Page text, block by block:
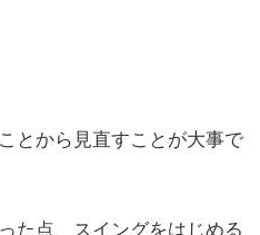
とから見直すことが大事で
た点、スイングをはじめる